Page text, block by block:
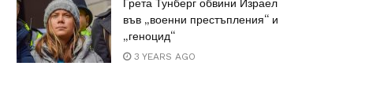
Грета Тунберг обвини Израел
във „военни престъпления“ и
„геноцид“
3 YEARS AGO